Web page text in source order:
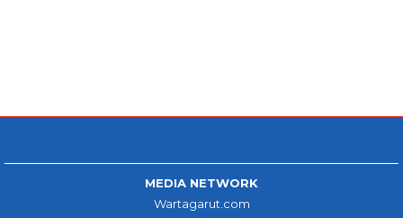
MEDIA NETWORK
Wartagarut.com